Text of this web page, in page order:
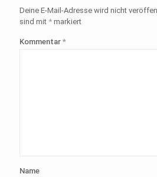
Deine E-Mail-Adresse wird nicht
sind mit * markiert
Kommentar *
Name